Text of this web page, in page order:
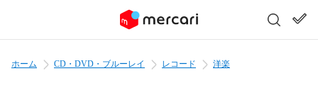
ホーム CD・DVD・ブルーレイ レコード 洋楽